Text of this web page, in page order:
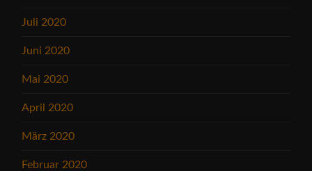
Juli 2020
Juni 2020
Mai 2020
April 2020
März 2020
Februar 2020